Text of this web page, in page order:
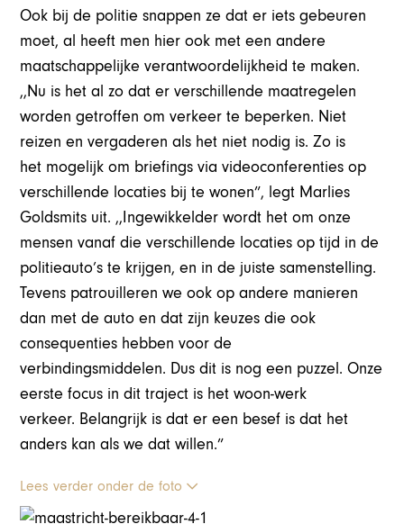
Ook bij de politie snappen ze dat er iets gebeuren
moet, al heeft men hier ook met een andere
maatschappelijke verantwoordelijkheid te maken.
,,Nu is het al zo dat er verschillende maatregelen
worden getroffen om verkeer te beperken. Niet
reizen en vergaderen als het niet nodig is. Zo is
het mogelijk om briefings via videoconferenties op
verschillende locaties bij te wonen”, legt Marlies
Goldsmits uit. ,,Ingewikkelder wordt het om onze
mensen vanaf die verschillende locaties op tijd in de
politieauto’s te krijgen, en in de juiste samenstelling.
Tevens patrouilleren we ook op andere manieren
dan met de auto en dat zijn keuzes die ook
consequenties hebben voor de
verbindingsmiddelen. Dus dit is nog een puzzel. Onze
eerste focus in dit traject is het woon-werk
verkeer. Belangrijk is dat er een besef is dat het
anders kan als we dat willen.”
Lees verder onder de foto